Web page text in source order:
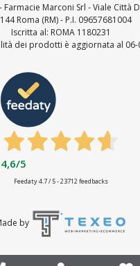
Farmacie Marconi Srl - Viale Città
Roma (RM) - P.I. 09657681004
Iscritta al: ROMA 1180231
dei prodotti è aggiornata al 06-
4,6/5
Feedaty4.7/ 5-23712 feedbacks
by